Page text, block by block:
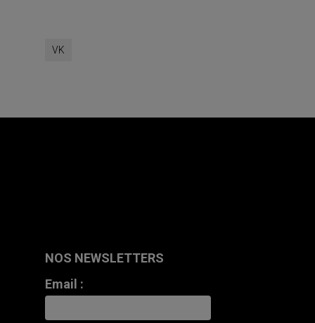
VK
NOS NEWSLETTERS
Email :